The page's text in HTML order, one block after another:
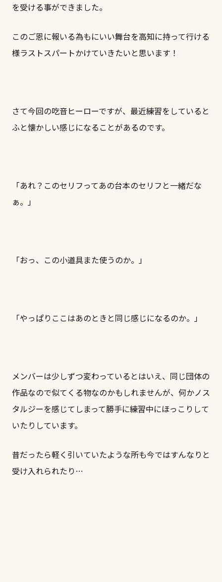
を受ける事ができました。
このご恩に報いる為もにいい舞台を高知に持って行ける
様ラストスパートかけていきたいと思います！
さて今回の吃音ヒーローですが、最近練習をしていると
ふと懐かしい感じになることがあるのです。
「あれ？このセリフってあの台本のセリフと一緒だな
ぁ。」
「おっ、この小道具また使うのか。」
「やっぱりここはあのときと同じ感じになるのか。」
メンバーは少しずつ変わっているとはいえ、同じ団体の
作品なので似てくる物なのかもしれませんが、何かノス
タルジーを感じてしまって勝手に練習中にほっこりして
いたりしています。
昔だったら軽く引いていたような所も今ではすんなりと
受け入れられたり…